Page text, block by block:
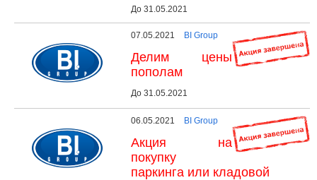
До 31.05.2021
07.05.2021 BI Group
Делим цены
пополам
До 31.05.2021
06.05.2021 BI Group
Акция на
покупку
паркинга или кладовой